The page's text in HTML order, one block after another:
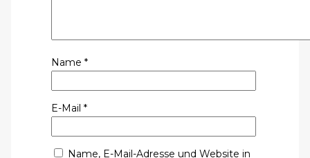
Name *
E-Mail *
Name, E-Mail-Adresse und Website in